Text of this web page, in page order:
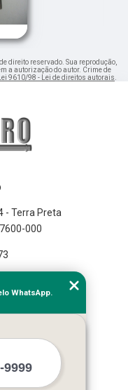
de direito reservado. Sua reprodução,
a autorização do autor. Crime de
9610/98 - Lei de direitos autorais.
- Terra Preta
000
WhatsApp.